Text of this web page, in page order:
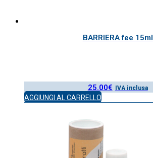
BARRIERA fee 15ml
25.00€ IVA inclusa
AGGIUNGI AL CARRELLO